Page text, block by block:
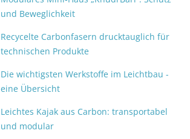
und Beweglichkeit
Recycelte Carbonfasern drucktauglich für
technischen Produkte
Die wichtigsten Werkstoffe im Leichtbau -
eine Übersicht
Leichtes Kajak aus Carbon: transportabel
und modular